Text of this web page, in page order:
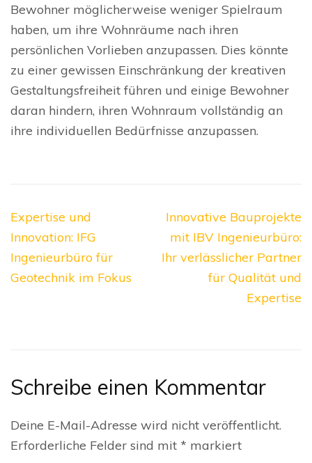
Bewohner möglicherweise weniger Spielraum
haben, um ihre Wohnräume nach ihren
persönlichen Vorlieben anzupassen. Dies könnte
zu einer gewissen Einschränkung der kreativen
Gestaltungsfreiheit führen und einige Bewohner
daran hindern, ihren Wohnraum vollständig an
ihre individuellen Bedürfnisse anzupassen.
Beitragsnavigation
Expertise und
Innovation: IFG
Ingenieurbüro für
Geotechnik im Fokus
Innovative Bauprojekte
mit IBV Ingenieurbüro:
Ihr verlässlicher Partner
für Qualität und
Expertise
Schreibe einen Kommentar
Deine E-Mail-Adresse wird nicht veröffentlicht.
Erforderliche Felder sind mit * markiert